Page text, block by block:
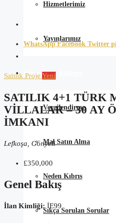
Hizmetlerimiz
Yayınlarımız
Satın Alma Rehberi
Vergilendirme
Mal Satın Alma
Neden Kıbrıs
Sıkça Sorulan Sorular
WhatsApp Facebook Twitter
Satılık Proje Yeni
SATILIK 4+1 TÜRK
VILLALAR – 30 AY
İMKANI
Lefkoşa, Gönyeli
£350,000
Genel Bakış
İlan Kimliği: İE99